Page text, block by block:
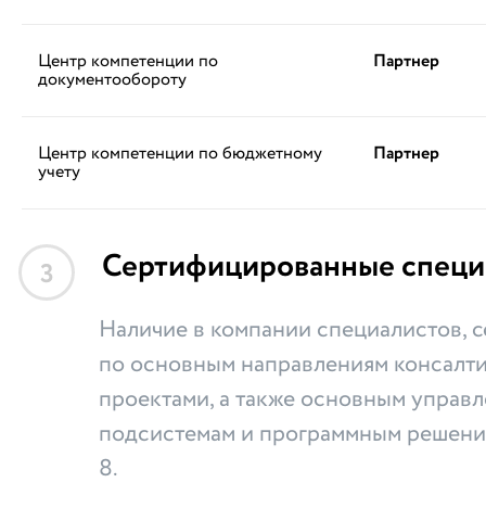
Центр компетенции по
документообороту
Партнер
Центр компетенции по бюджетному
учету
Партнер
3 Сертифицированные
Наличие в компании специалистов,
по основным направлениям
проектами, а также основным
подсистемам и программным
8.